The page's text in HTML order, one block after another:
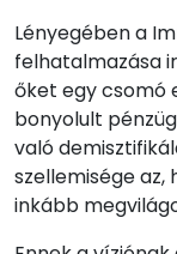
Lényegében a
felhatalmazása
őket egy csomó
bonyolult
való
szellemisége
inkább